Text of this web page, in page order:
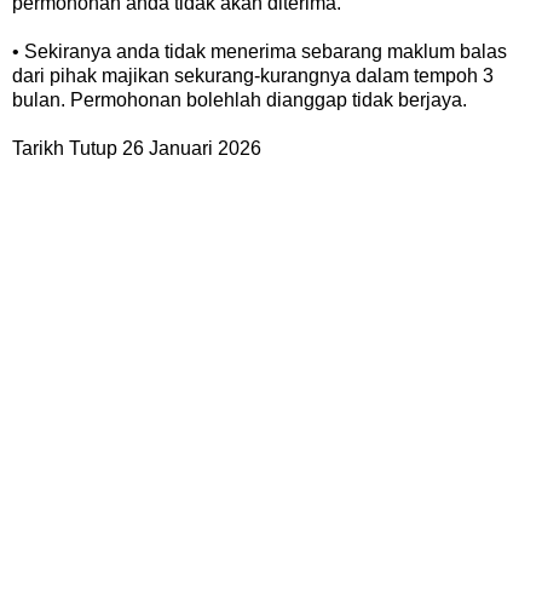
• Sekiranya anda tidak menerima sebarang maklum balas
dari pihak majikan sekurang-kurangnya dalam tempoh 3
bulan. Permohonan bolehlah dianggap tidak berjaya.
Tarikh Tutup 26 Januari 2026